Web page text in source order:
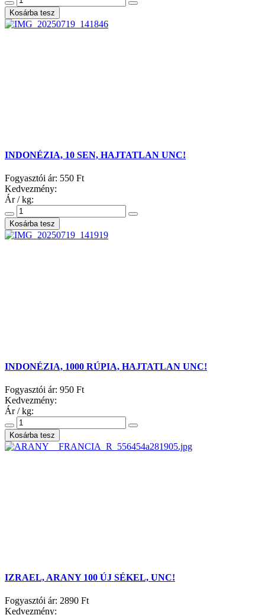
INDONÉZIA, 10 SEN, HAJTATLAN UNC!
Fogyasztói ár: 550 Ft
Kedvezmény:
Ár / kg:
INDONÉZIA, 1000 RÚPIA, HAJTATLAN UNC!
Fogyasztói ár: 950 Ft
Kedvezmény:
Ár / kg:
IZRAEL, ARANY 100 ÚJ SÉKEL, UNC!
Fogyasztói ár: 2890 Ft
Kedvezmény: